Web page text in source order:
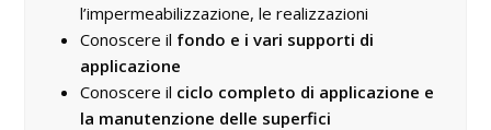
l’impermeabilizzazione, le realizzazioni
Conoscere il fondo e i vari supporti di
applicazione
Conoscere il ciclo completo di applicazione e
la manutenzione delle superfici